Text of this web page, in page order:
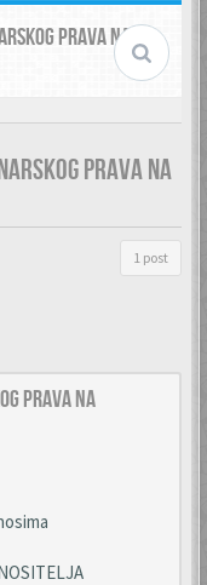
PRAVA NA
PRAVA NA
1 post
prava na